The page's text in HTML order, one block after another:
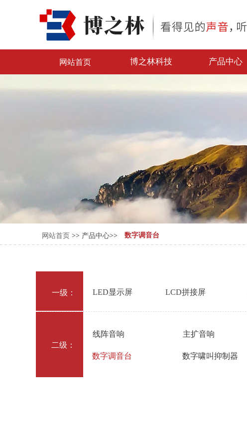
网站首页 博之林科技 产品中心
数字调音台
网站首页 >> 产品中心>>
LED显示屏 LCD拼接屏
一级：
二级：
线阵音响 主扩音响
数字调音台 数字啸叫抑制器
按钮
按钮